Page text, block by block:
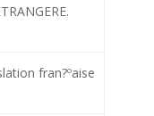
fran?ºaise